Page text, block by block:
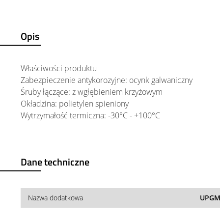
Opis
Właściwości produktu
Zabezpieczenie antykorozyjne: ocynk galwaniczny
Śruby łączące: z wgłębieniem krzyżowym
Okładzina: polietylen spieniony
Wytrzymałość termiczna: -30°C - +100°C
Dane techniczne
Nazwa dodatkowa